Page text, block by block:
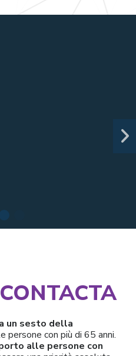
un sesto della
persone con più di 65 anni.
alle persone con